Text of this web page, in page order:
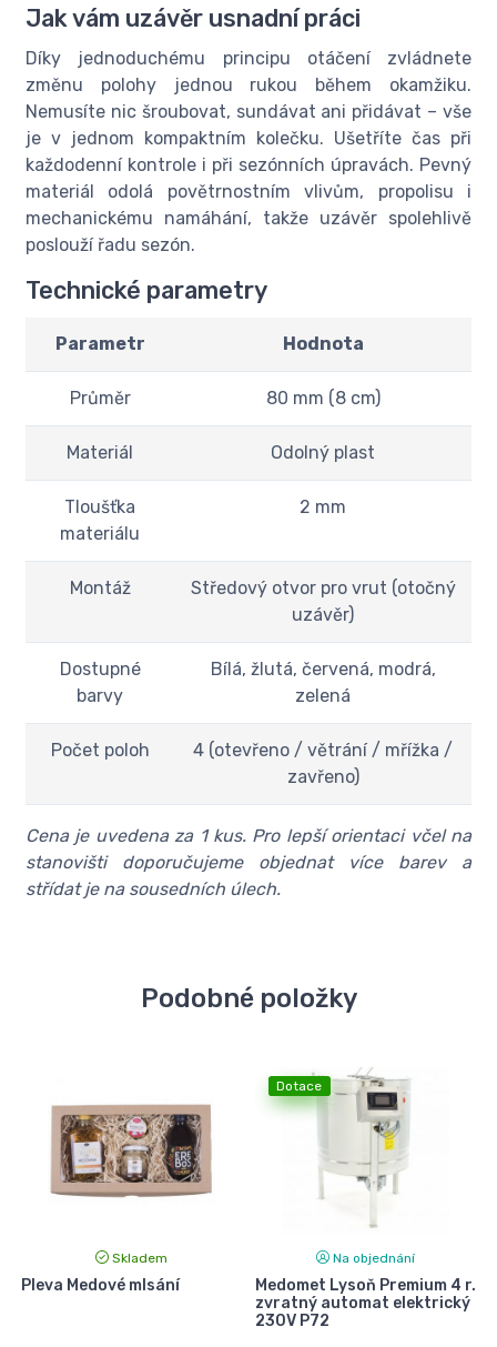
Jak vám uzávěr usnadní práci
Díky jednoduchému principu otáčení zvládnete
změnu polohy jednou rukou během okamžiku.
Nemusíte nic šroubovat, sundávat ani přidávat – vše
je v jednom kompaktním kolečku. Ušetříte čas při
každodenní kontrole i při sezónních úpravách. Pevný
materiál odolá povětrnostním vlivům, propolisu i
mechanickému namáhání, takže uzávěr spolehlivě
poslouží řadu sezón.
Technické parametry
Parametr Hodnota
Průměr 80 mm (8 cm)
Materiál Odolný plast
Tloušťka
materiálu
2 mm
Montáž
Středový otvor pro vrut (otočný
uzávěr)
Dostupné
barvy
Bílá, žlutá, červená, modrá,
zelená
Počet poloh
4 (otevřeno / větrání / mřížka /
zavřeno)
Cena je uvedena za 1 kus. Pro lepší orientaci včel na
stanovišti doporučujeme objednat více barev a
střídat je na sousedních úlech.
Podobné položky
Skladem
Pleva Medové mlsání
Dotace
Na objednání
Medomet Lysoň Premium 4 r.
zvratný automat elektrický
230V P72